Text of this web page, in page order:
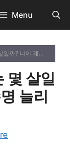
Menu
수명 늘리기 팁 5가지
몇 살일
늘리